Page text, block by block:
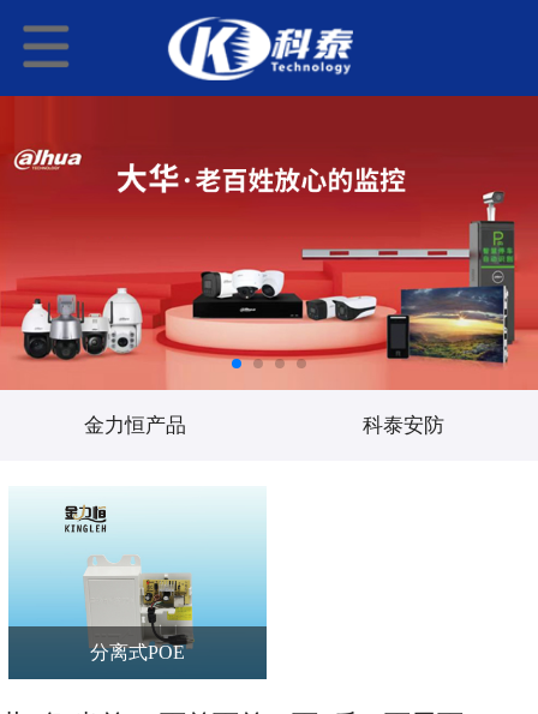
金力恒产品 科泰安防
分离式POE